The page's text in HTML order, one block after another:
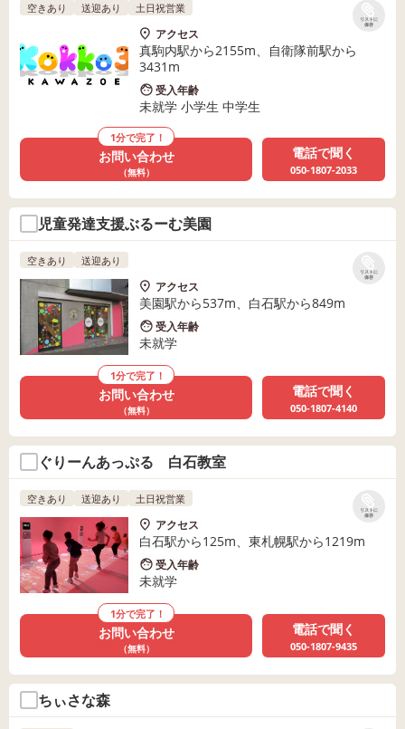
リストに
保存
空きあり 送迎あり 土日祝営業
アクセス
真駒内駅から2155m、自衛隊前駅から
3431m
受入年齢
未就学 小学生 中学生
1分で完了！
お問い合わせ
（無料）
電話で聞く
050-1807-2033
児童発達支援ぶるーむ美園
リストに
保存
空きあり 送迎あり
アクセス
美園駅から537m、白石駅から849m
受入年齢
未就学
1分で完了！
お問い合わせ
（無料）
電話で聞く
050-1807-4140
ぐりーんあっぷる 白石教室
リストに
保存
空きあり 送迎あり 土日祝営業
アクセス
白石駅から125m、東札幌駅から1219m
受入年齢
未就学
1分で完了！
お問い合わせ
（無料）
電話で聞く
050-1807-9435
ちぃさな森